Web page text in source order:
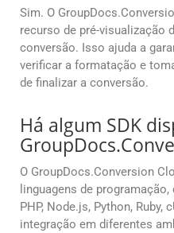
Sim. O
recurso de pré-visualização
conversão. Isso ajuda a
verificar a formatação e
de finalizar a conversão.
Há algum SDK
O GroupDocs.Conversion
linguagens de
PHP, Node.js, Python, Ruby,
integração em diferentes